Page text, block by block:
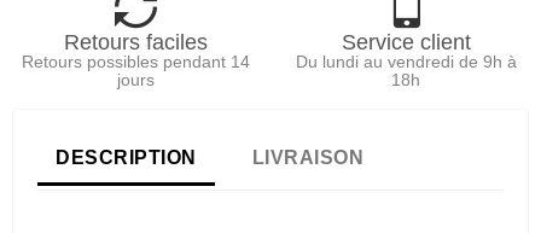
Retours faciles
Retours possibles pendant 14
jours
Service client
Du lundi au vendredi de 9h à
18h
DESCRIPTION LIVRAISON